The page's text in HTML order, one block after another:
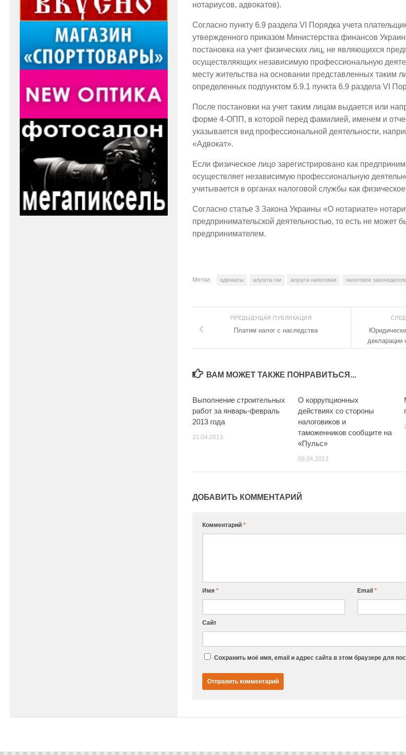
нотариусов, адвокатов).
Согласно пункту 6.9 раздела VI Порядка учета
утвержденного приказом Министерства финансов
постановка на учет физических лиц, не являющихся
осуществляющих независимую профессиональную
месту жительства на основании представленных таким
определенных подпунктом 6.9.1 пункта 6.9 раздела VI
После постановки на учет таким лицам выдается или
форме 4-ОПП, в которой перед фамилией, именем и
указывается вид профессиональной деятельности,
«Адвокат».
Если физическое лицо зарегистрировано как
осуществляет независимую профессиональную
учитывается в органах налоговой службы как
Согласно статье 3 Закона Украины «О нотариате»
предпринимательской деятельностью, то есть не может
предпринимателем.
Метки: адвокаты алушта гни алушта налоговая налоговое
декларации
ПРЕДЫДУЩАЯ ПУБЛИКАЦИЯ
Платим налог с наследства
ВАМ МОЖЕТ ТАКЖЕ ПОНРАВИТЬСЯ...
Выполнение строительных
работ за январь-февраль
2013 года
22.04.2013
О коррупционных
действиях со стороны
налоговиков и
таможенников сообщите на
«Пульс»
08.04.2013
ДОБАВИТЬ КОММЕНТАРИЙ
Комментарий *
Имя * Email*
Сайт
Сохранить моё имя, email и адрес сайта в этом браузере для